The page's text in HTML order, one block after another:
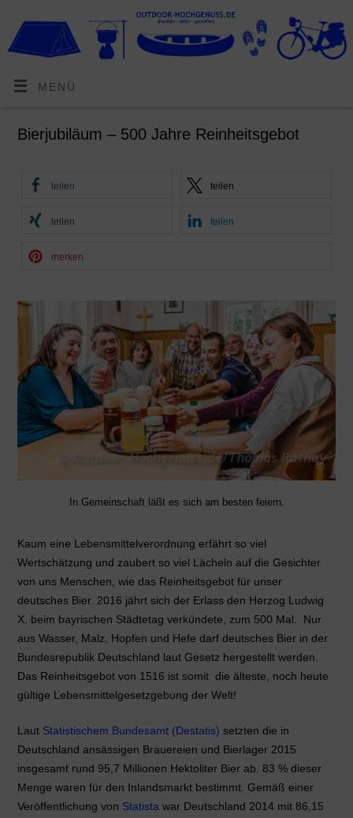
MENÜ
Bierjubiläum – 500 Jahre Reinheitsgebot
teilen teilen
teilen teilen
merken
In Gemeinschaft läßt es sich am besten feiern.
Kaum eine Lebensmittelverordnung erfährt so viel
Wertschätzung und zaubert so viel Lächeln auf die Gesichter
von uns Menschen, wie das Reinheitsgebot für unser
deutsches Bier. 2016 jährt sich der Erlass den Herzog Ludwig
X. beim bayrischen Städtetag verkündete, zum 500 Mal. Nur
aus Wasser, Malz, Hopfen und Hefe darf deutsches Bier in der
Bundesrepublik Deutschland laut Gesetz hergestellt werden.
Das Reinheitsgebot von 1516 ist somit die älteste, noch heute
gültige Lebensmittelgesetzgebung der Welt!
Laut Statistischem Bundesamt (Destatis) setzten die in
Deutschland ansässigen Brauereien und Bierlager 2015
insgesamt rund 95,7 Millionen Hektoliter Bier ab. 83 % dieser
Menge waren für den Inlandsmarkt bestimmt. Gemäß einer
Veröffentlichung von Statistawar Deutschland 2014 mit 86,15